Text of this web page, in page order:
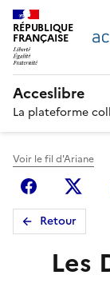
RÉPUBLIQUE
FRANÇAISE
Acceslibre
La plateforme
Voir le fil d'Ariane
Facebook
Retour
Les